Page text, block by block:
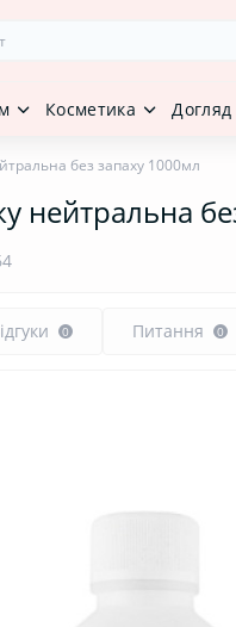
Косметика
без запаху 1000мл
нейтральна
0 Питання 0